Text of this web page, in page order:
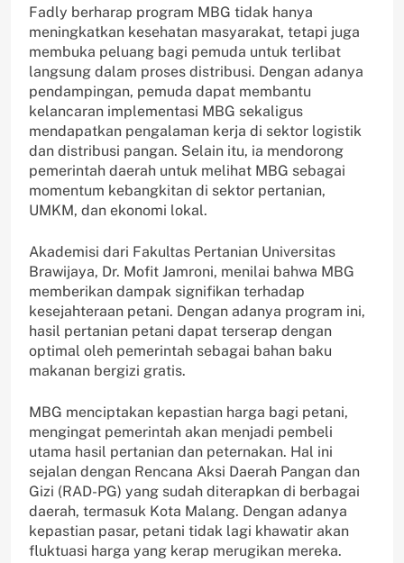
Fadly berharap program MBG tidak hanya
meningkatkan kesehatan masyarakat, tetapi juga
membuka peluang bagi pemuda untuk terlibat
langsung dalam proses distribusi. Dengan adanya
pendampingan, pemuda dapat membantu
kelancaran implementasi MBG sekaligus
mendapatkan pengalaman kerja di sektor logistik
dan distribusi pangan. Selain itu, ia mendorong
pemerintah daerah untuk melihat MBG sebagai
momentum kebangkitan di sektor pertanian,
UMKM, dan ekonomi lokal.
Akademisi dari Fakultas Pertanian Universitas
Brawijaya, Dr. Mofit Jamroni, menilai bahwa MBG
memberikan dampak signifikan terhadap
kesejahteraan petani. Dengan adanya program ini,
hasil pertanian petani dapat terserap dengan
optimal oleh pemerintah sebagai bahan baku
makanan bergizi gratis.
MBG menciptakan kepastian harga bagi petani,
mengingat pemerintah akan menjadi pembeli
utama hasil pertanian dan peternakan. Hal ini
sejalan dengan Rencana Aksi Daerah Pangan dan
Gizi (RAD-PG) yang sudah diterapkan di berbagai
daerah, termasuk Kota Malang. Dengan adanya
kepastian pasar, petani tidak lagi khawatir akan
fluktuasi harga yang kerap merugikan mereka.